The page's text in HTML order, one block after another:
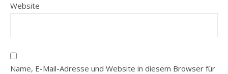
Website
Name, E-Mail-Adresse und Website in diesem Browser für